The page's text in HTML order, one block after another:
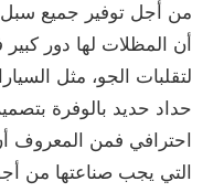
من أجل توفير جميع سبل
أن المظلات لها دور
لتقلبات الجو، مثل
حداد حديد بالوفرة
احترافي فمن المعروف
التي يجب صناعتها من